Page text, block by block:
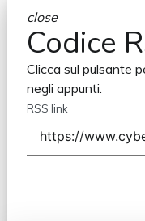
close
Codice
Clicca sul pulsante
negli appunti.
RSS link